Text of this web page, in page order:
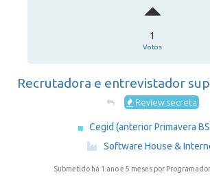
1
Votos
Recrutadora e entrevistador
Review secreta
Cegid (anterior Primavera
Software House &
Submetido há 1 ano e 5 meses por